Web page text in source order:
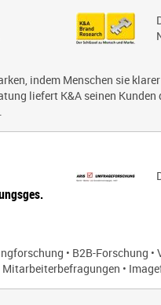
indem Menschen sie
liefert K&A seinen Kunden
• B2B-Forschung
•